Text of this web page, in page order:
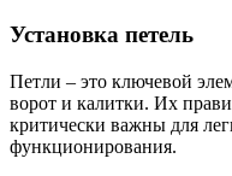
Установка петель
Петли – это ключевой
ворот и калитки. Их
критически важны для
функционирования.